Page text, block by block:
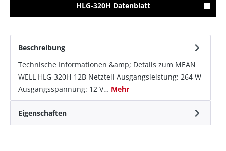
HLG-320H Datenblatt
Beschreibung
Technische Informationen &amp; Details zum MEAN
WELL HLG-320H-12B Netzteil Ausgangsleistung: 264 W
Ausgangsspannung: 12 V… Mehr
Eigenschaften